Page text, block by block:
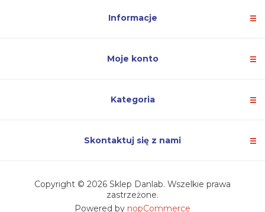
Informacje
Moje konto
Kategoria
Skontaktuj się z nami
Copyright © 2026 Sklep Danlab. Wszelkie prawa
zastrzeżone.
Powered by nopCommerce